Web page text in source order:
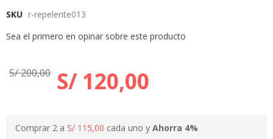
SKU r-repelente013
Sea el primero en opinar sobre este producto
S/ 120,00
S/ 200,00
Comprar 2 a S/ 115,00 cada uno y Ahorra 4%
the
of
images